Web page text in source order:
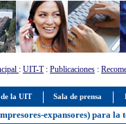
de la UIT Sala de prensa
: UIT-T: Publicaciones :
expansores) para la